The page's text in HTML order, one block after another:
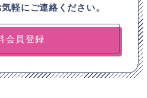
軽にご連絡ください。
会員登録